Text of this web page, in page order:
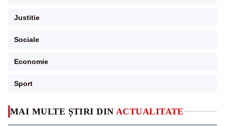
MAI MULTE ȘTIRI DIN ACTUALITATE
Justitie
Sociale
Economie
Sport